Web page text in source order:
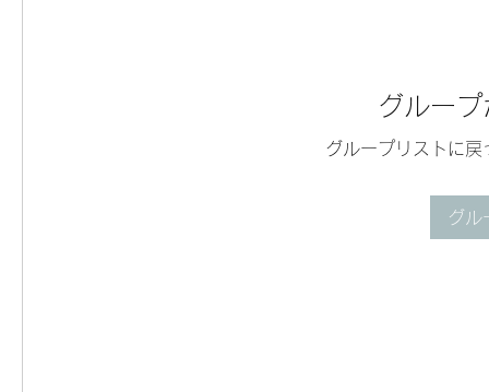
グルー
グループリストに
グル